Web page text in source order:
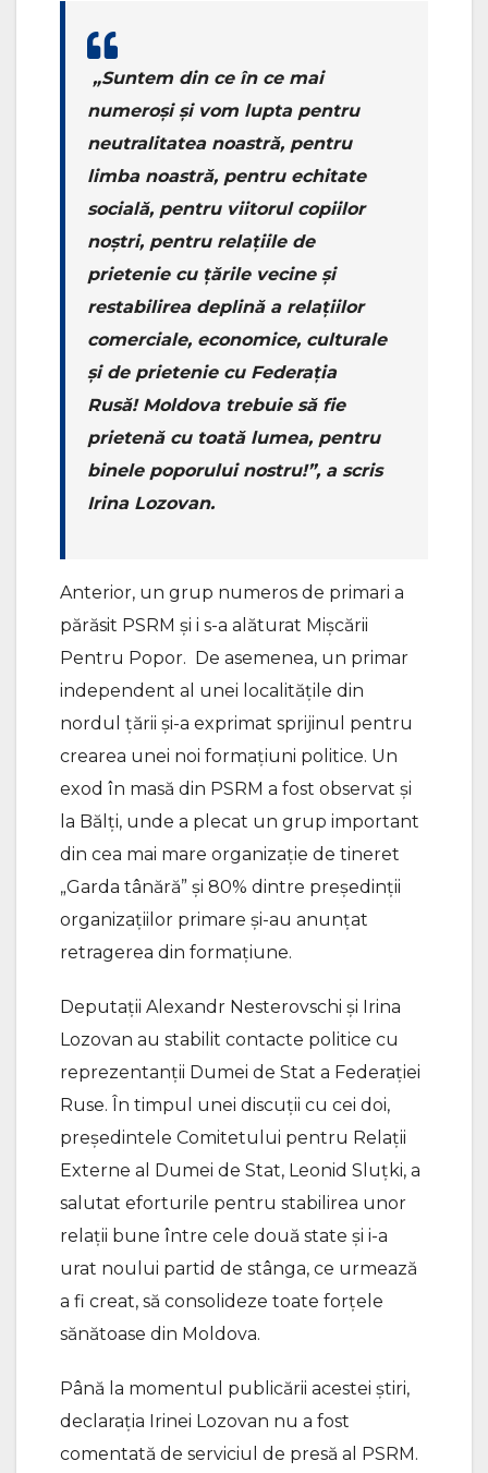
„Suntem din ce în ce mai
numeroși și vom lupta pentru
neutralitatea noastră, pentru
limba noastră, pentru echitate
socială, pentru viitorul copiilor
noștri, pentru relațiile de
prietenie cu țările vecine și
restabilirea deplină a relațiilor
comerciale, economice, culturale
și de prietenie cu Federația
Rusă! Moldova trebuie să fie
prietenă cu toată lumea, pentru
binele poporului nostru!”, a scris
Irina Lozovan.
Anterior, un grup numeros de primari a
părăsit PSRM și i s-a alăturat Mișcării
Pentru Popor. De asemenea, un primar
independent al unei localitățile din
nordul țării și-a exprimat sprijinul pentru
crearea unei noi formațiuni politice. Un
exod în masă din PSRM a fost observat și
la Bălți, unde a plecat un grup important
din cea mai mare organizație de tineret
„Garda tânără” și 80% dintre președinții
organizațiilor primare și-au anunțat
retragerea din formațiune.
Deputații Alexandr Nesterovschi și Irina
Lozovan au stabilit contacte politice cu
reprezentanții Dumei de Stat a Federației
Ruse. În timpul unei discuții cu cei doi,
președintele Comitetului pentru Relații
Externe al Dumei de Stat, Leonid Sluțki, a
salutat eforturile pentru stabilirea unor
relații bune între cele două state și i-a
urat noului partid de stânga, ce urmează
a fi creat, să consolideze toate forțele
sănătoase din Moldova.
Până la momentul publicării acestei știri,
declarația Irinei Lozovan nu a fost
comentată de serviciul de presă al PSRM.